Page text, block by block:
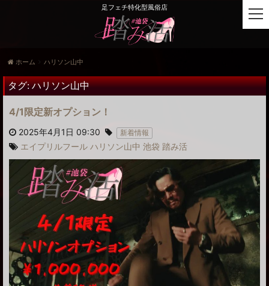
足フェチ特化型風俗店
ホーム ハリソン山中
タグ:ハリソン山中
4/1限定新オプション！
2025年4月1日 09:30 新着情報
エイプリルフール ハリソン山中 池袋 踏み活
t
o
e
i
o